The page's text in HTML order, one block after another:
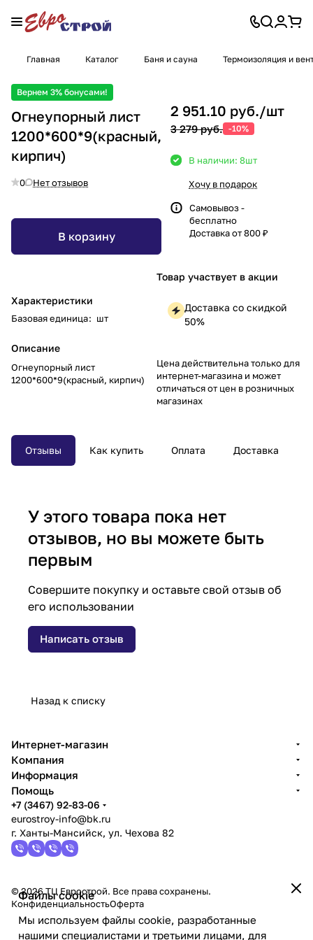
Главная Каталог Баня и сауна Термоизоляция и
Вернем 3% бонусами!
Огнеупорный лист
1200*600*9(красный,
кирпич)
0 Нет отзывов
В корзину
Характеристики
Базовая единица: шт
Описание
Огнеупорный лист
1200*600*9(красный, кирпич)
2 951.10 руб./шт
3 279 руб. -10%
В наличии: 8шт
Хочу в подарок
Самовывоз -
бесплатно
Доставка от 800 ₽
Товар участвует в акции
Доставка со скидкой
50%
Цена действительна только для
интернет-магазина и может
отличаться от цен в розничных
магазинах
Отзывы Как купить Оплата Доставка
У этого товара пока нет
отзывов, но вы можете быть
первым
Совершите покупку и оставьте свой отзыв об
его использовании
Написать отзыв
Назад к списку
Файлы cookie
Мы используем файлы cookie, разработанные
нашими специалистами и третьими лицами, для
Интернет-магазин
Компания
Информация
Помощь
+7 (3467) 92-83-06
eurostroy-info@bk.ru
г. Ханты-Мансийск, ул. Чехова 82
© 2026 ТЦ Еврострой. Все права сохранены.
КонфиденциальностьОферта